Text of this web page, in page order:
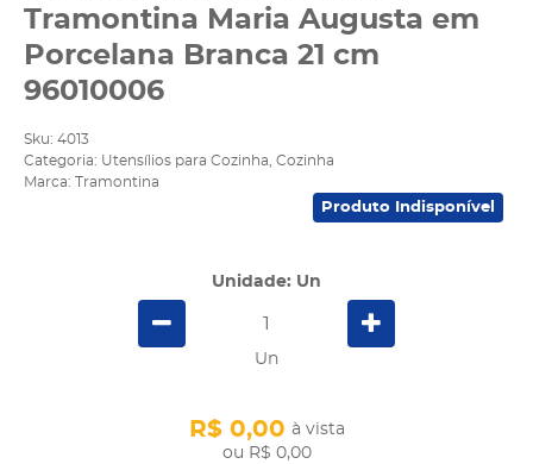
Tramontina Maria Augusta em
Porcelana Branca 21 cm
96010006
Sku: 4013
Categoria: Utensílios para Cozinha Cozinha
Marca:
Tramontina
Produto Indisponível
Unidade: Un
Un
R$ 0,00
R$ 0,00 à vista